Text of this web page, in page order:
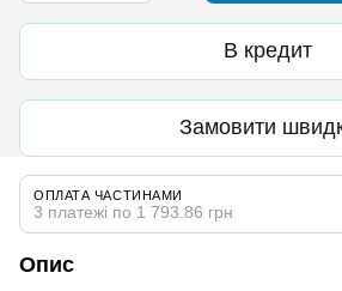
В кредит
Замовити
ОПЛАТА ЧАСТИНАМИ
3 платежі по 1 793.86 грн
Опис